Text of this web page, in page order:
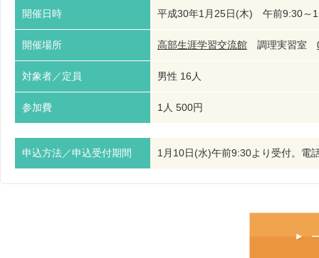
開催日時 平成30年1月25日(木) 午前9:30～
開催場所 高部生涯学習交流館 調理実習室
対象者／定員 男性 16人
参加費 1人 500円
申込方法／申込受付期間 1月10日(水)午前9:30より受付。電